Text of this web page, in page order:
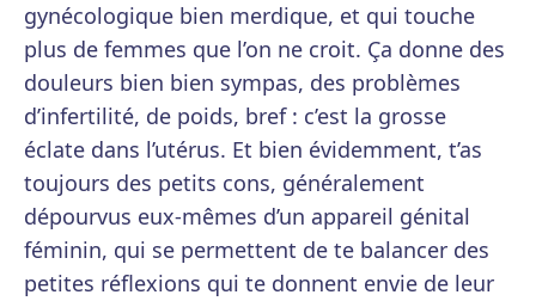
gynécologique bien merdique, et qui touche
plus de femmes que l’on ne croit. Ça donne des
douleurs bien bien sympas, des problèmes
d’infertilité, de poids, bref : c’est la grosse
éclate dans l’utérus. Et bien évidemment, t’as
toujours des petits cons, généralement
dépourvus eux-mêmes d’un appareil génital
féminin, qui se permettent de te balancer des
petites réflexions qui te donnent envie de leur